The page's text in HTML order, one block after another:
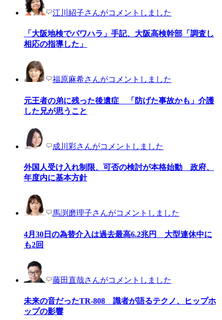
江川紹子さんがコメントしました
「大阪地検でパワハラ」手記、大阪高検幹部「調査し
相応の指導した」
福原麻希さんがコメントしました
元王者の弟に残った後遺症 「防げた事故かも」介護
した兄が思うこと
成川彩さんがコメントしました
外国人受け入れ制限、可否の検討が本格始動 政府、
年度内に基本方針
馬渕磨理子さんがコメントしました
4月30日の為替介入は過去最高6.2兆円 大型連休中に
も2回
藤田直哉さんがコメントしました
未来の音だったTR-808 識者が語るテクノ、ヒップホ
ップの影響